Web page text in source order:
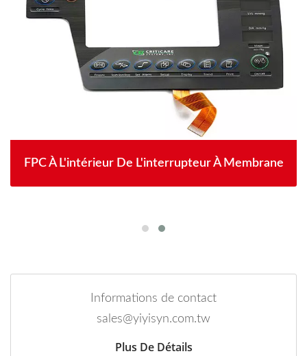
FPC À L'intérieur De L'interrupteur À Membrane
Informations de contact
sales@yiyisyn.com.tw
Plus De Détails